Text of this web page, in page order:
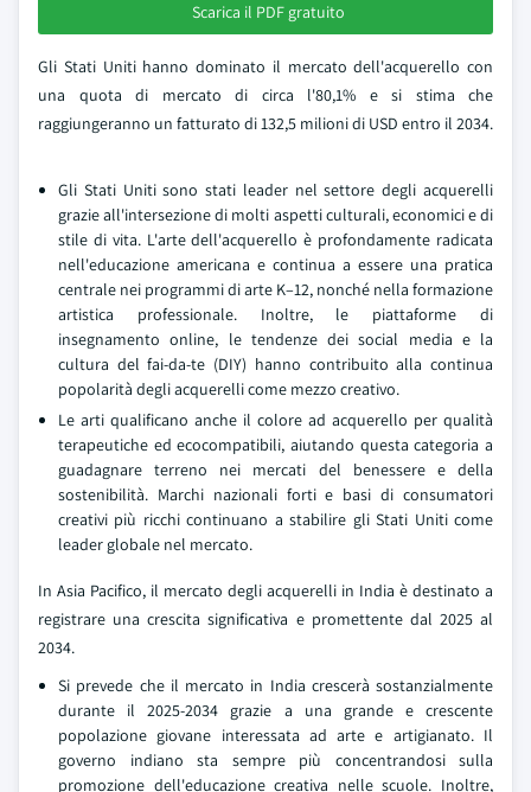
Scarica il PDF gratuito
Gli Stati Uniti hanno dominato il mercato dell'acquerello con
una quota di mercato di circa l'80,1% e si stima che
raggiungeranno un fatturato di 132,5 milioni di USD entro il 2034.
Gli Stati Uniti sono stati leader nel settore degli acquerelli
grazie all'intersezione di molti aspetti culturali, economici e di
stile di vita. L'arte dell'acquerello è profondamente radicata
nell'educazione americana e continua a essere una pratica
centrale nei programmi di arte K–12, nonché nella formazione
artistica professionale. Inoltre, le piattaforme di
insegnamento online, le tendenze dei social media e la
cultura del fai-da-te (DIY) hanno contribuito alla continua
popolarità degli acquerelli come mezzo creativo.
Le arti qualificano anche il colore ad acquerello per qualità
terapeutiche ed ecocompatibili, aiutando questa categoria a
guadagnare terreno nei mercati del benessere e della
sostenibilità. Marchi nazionali forti e basi di consumatori
creativi più ricchi continuano a stabilire gli Stati Uniti come
leader globale nel mercato.
In Asia Pacifico, il mercato degli acquerelli in India è destinato a
registrare una crescita significativa e promettente dal 2025 al
2034.
Si prevede che il mercato in India crescerà sostanzialmente
durante il 2025-2034 grazie a una grande e crescente
popolazione giovane interessata ad arte e artigianato. Il
governo indiano sta sempre più concentrandosi sulla
promozione dell'educazione creativa nelle scuole. Inoltre,